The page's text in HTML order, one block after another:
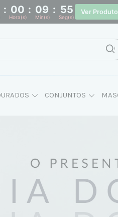
: 00 : 09 : 51
Hora(s) Min(s) Seg(s)
Ver
CONJUNTOS